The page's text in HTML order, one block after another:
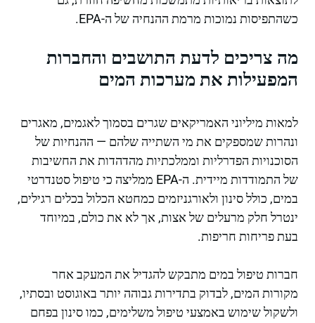
כשהתפיסות נמוכות מרמת ההנחיה של ה-EPA.
מה צריכים לדעת התושבים והחברות
המפעילות את מערכות המים
למאות מיליוני האמריקאים שגרים בסמוך לאגמים, מאגרים
ונהרות שמספקים את מי השתייה שלהם — ההנחיות של
הסוכנויות הפדרליות וממלכתיות מהדהדות את החשיבות
של התמודדות מיידית. ה-EPA ממליצה כי טיפול סטנדרטי
במים, כולל סינון ולאורגניזמים כמחטא הכלול בכלים רגילים,
ינטרל חלק מרעלים של אצות, אך לא את כולם, במיוחד
בעת פריחות חריפות.
חברות טיפול במים מתבקש להגדיל את המעקב אחר
מקורות המים, לבדוק בתדירות גבוהה יותר באוגוסט ובסתיו,
ולשקול שימוש באמצעי טיפול משלימים, כמו סינון בפחם